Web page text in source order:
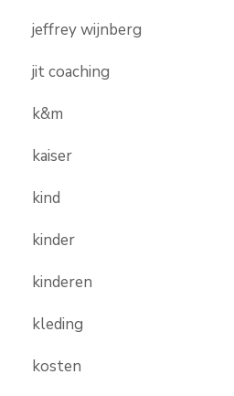
jeffrey wijnberg
jit coaching
k&m
kaiser
kind
kinder
kinderen
kleding
kosten